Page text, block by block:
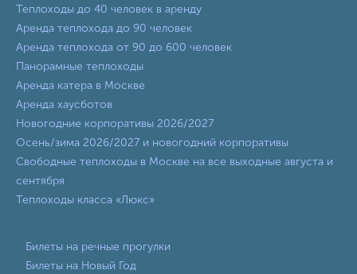
Теплоходы до 40 человек в аренду
Аренда теплохода до 90 человек
Аренда теплохода от 90 до 600 человек
Панорамные теплоходы
Аренда катера в Москве
Аренда хаусботов
Новогодние корпоративы 2026/2027
Осень/зима 2026/2027 и новогодний корпоративы
Свободные теплоходы в Москве на все выходные августа и
сентября
Теплоходы класса «Люкс»
Билеты на речные прогулки
Билеты на Новый Год